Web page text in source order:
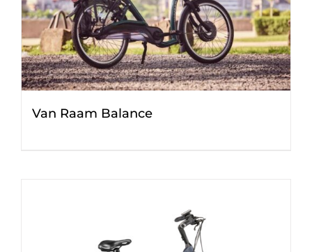
Van Raam Balance